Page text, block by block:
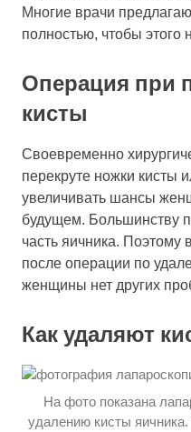
Многие врачи
полностью, чтобы этого
Операция при
кисты
Своевременно
перекруте ножки кисты
увеличивать шансы
будущем. Большинству
часть яичника. Поэтому
после операции по
женщины нет других
Как удаляют
На фото показана
удалению кисты